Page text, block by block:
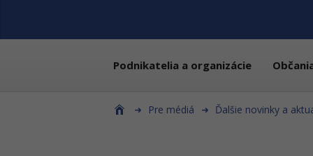
Podnikatelia a organizácie
Pre médiá Ďalšie novinky a